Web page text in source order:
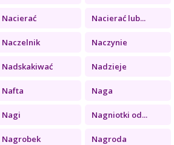
Nacierać Nacierać lub...
Naczelnik Naczynie
Nadskakiwać Nadzieje
Nafta Naga
Nagi Nagniotki od...
Nagrobek Nagroda